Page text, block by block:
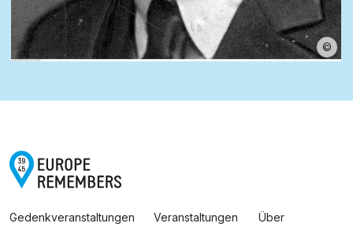
©
Gedenkveranstaltungen Veranstaltungen Über